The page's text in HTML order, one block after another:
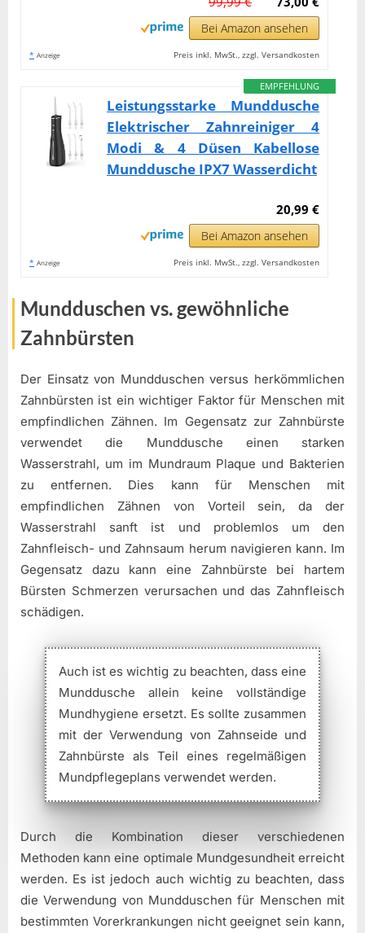
Bei Amazon ansehen
* Anzeige Preis inkl. MwSt., zzgl. Versandkosten
EMPFEHLUNG
Leistungsstarke Munddusche
Elektrischer Zahnreiniger 4
Modi & 4 Düsen Kabellose
Munddusche IPX7 Wasserdicht
20,99 €
Bei Amazon ansehen
* Anzeige Preis inkl. MwSt., zzgl. Versandkosten
Mundduschen vs. gewöhnliche
Zahnbürsten
Der Einsatz von Mundduschen versus herkömmlichen
Zahnbürsten ist ein wichtiger Faktor für Menschen mit
empfindlichen Zähnen. Im Gegensatz zur Zahnbürste
verwendet die Munddusche einen starken
Wasserstrahl, um im Mundraum Plaque und Bakterien
zu entfernen. Dies kann für Menschen mit
empfindlichen Zähnen von Vorteil sein, da der
Wasserstrahl sanft ist und problemlos um den
Zahnfleisch- und Zahnsaum herum navigieren kann. Im
Gegensatz dazu kann eine Zahnbürste bei hartem
Bürsten Schmerzen verursachen und das Zahnfleisch
schädigen.
Auch ist es wichtig zu beachten, dass eine
Munddusche allein keine vollständige
Mundhygiene ersetzt. Es sollte zusammen
mit der Verwendung von Zahnseide und
Zahnbürste als Teil eines regelmäßigen
Mundpflegeplans verwendet werden.
Durch die Kombination dieser verschiedenen
Methoden kann eine optimale Mundgesundheit erreicht
werden. Es ist jedoch auch wichtig zu beachten, dass
die Verwendung von Mundduschen für Menschen mit
bestimmten Vorerkrankungen nicht geeignet sein kann,